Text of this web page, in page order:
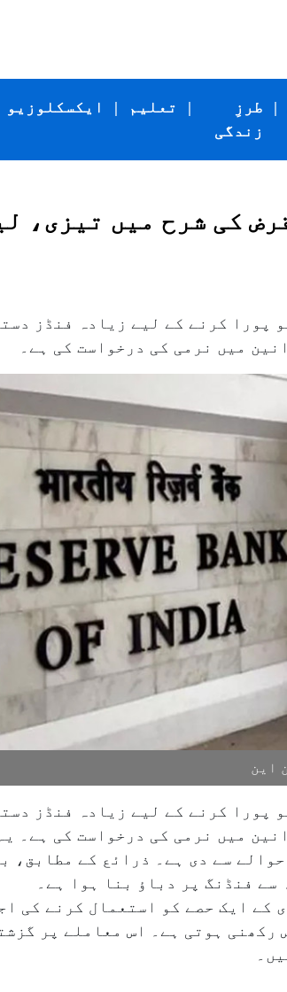
ایکسکلوزیو | تعلیم |
طرزِ
زندگی
|
کی شرح میں تیزی،
پورا کرنے کے لیے زیادہ فنڈز
میں نرمی کی درخواست کی ہے۔
این
پورا کرنے کے لیے زیادہ فنڈز
میں نرمی کی درخواست کی ہے۔
سے دی ہے۔ ذرائع کے مطابق،
فنڈنگ پر دباؤ بنا ہوا ہے۔
کے ایک حصے کو استعمال کرنے کی
رکھنی ہوتی ہے۔ اس معاملے پر